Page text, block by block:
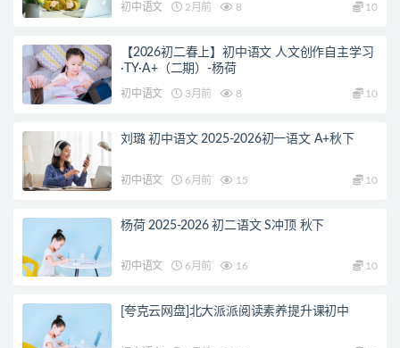
初中语文 2月前 8 10
【2026初二春上】初中语文 人文创作自主学习
·TY·A+（二期）-杨荷
初中语文 3月前 8 10
刘璐 初中语文 2025-2026初一语文 A+秋下
初中语文 6月前 15 10
杨荷 2025-2026 初二语文 S冲顶 秋下
初中语文 6月前 16 10
[夸克云网盘]北大派派阅读素养提升课初中